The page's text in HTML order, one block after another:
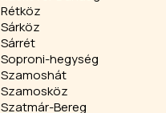
Rétköz
Sárköz
Sárrét
Soproni-hegység
Szamoshát
Szamosköz
Szatmár-Bereg